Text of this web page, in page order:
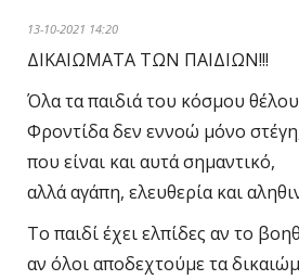
13-10-2021 14:20
ΔΙΚΑΙΩΜΑΤΑ ΤΩΝ ΠΑΙΔΙΩΝ!!!
Όλα τα παιδιά του κόσμου
Φροντίδα δεν εννοώ μόνο
που είναι και αυτά σημαντικό,
αλλά αγάπη, ελευθερία και
Το παιδί έχει ελπίδες αν το
αν όλοι αποδεχτούμε τα